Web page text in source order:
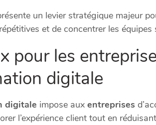
un levier stratégique majeur
et de concentrer les
pour les
digitale
digitale impose aux entreprises
l’expérience client tout en